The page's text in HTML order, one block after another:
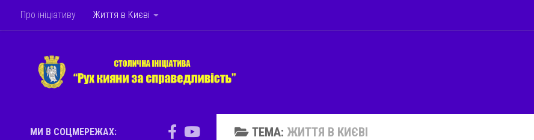
Skip to content
Про ініціативу Життя в Києві
ТЕМА: ЖИТТЯ В КИЄВІ
МИ В СОЦМЕРЕЖАХ: